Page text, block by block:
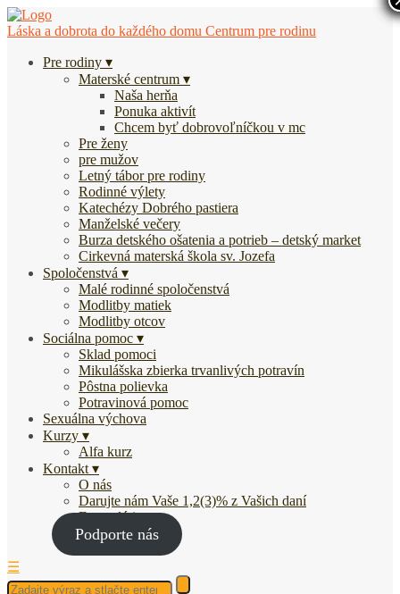
Láska a dobrota do každého domu Centrum pre rodinu
Pre rodiny
Materské centrum
Naša herňa
Ponuka aktivít
Chcem byť dobrovoľníčkou v mc
Pre ženy
pre mužov
Letný tábor pre rodiny
Rodinné výlety
Katechézy Dobrého pastiera
Manželské večery
Burza detského ošatenia a potrieb – detský market
Cirkevná materská škola sv. Jozefa
Spoločenstvá
Malé rodinné spoločenstvá
Modlitby matiek
Modlitby otcov
Sociálna pomoc
Sklad pomoci
Mikulášska zbierka trvanlivých potravín
Pôstna polievka
Potravinová pomoc
Sexuálna výchova
Kurzy
Alfa kurz
Kontakt
O nás
Darujte nám Vaše 1,2(3)% z Vašich daní
Fotogaléria
Podporte nás
☰